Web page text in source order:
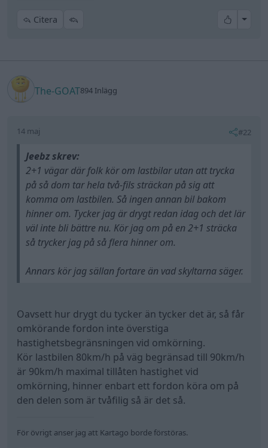
Citera All
The-GOAT894 Inlägg
14 maj #22
Jeebz skrev:
2+1 vägar där folk kör om lastbilar utan att trycka
på så dom tar hela två-fils sträckan på sig att
komma om lastbilen. Så ingen annan bil bakom
hinner om. Tycker jag är drygt redan idag och det lär
väl inte bli bättre nu. Kör jag om på en 2+1 sträcka
så trycker jag på så flera hinner om.
Annars kör jag sällan fortare än vad skyltarna säger.
Oavsett hur drygt du tycker än tycker det är, så får
omkörande fordon inte överstiga
hastighetsbegränsningen vid omkörning.
Kör lastbilen 80km/h på väg begränsad till 90km/h
är 90km/h maximal tillåten hastighet vid
omkörning, hinner enbart ett fordon köra om på
den delen som är tvåfilig så är det så.
För övrigt anser jag att Kartago borde förstöras.